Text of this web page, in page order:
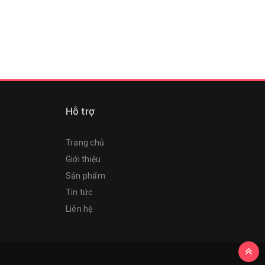
Hỗ trợ
Trang chủ
Giới thiệu
Sản phẩm
Tin tức
Liên hệ